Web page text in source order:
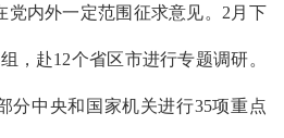
党内外一定范围征求意见。2月下
，赴12个省区市进行专题调研。
分中央和国家机关进行35项重点